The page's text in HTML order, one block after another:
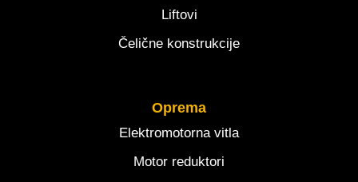
Liftovi
Čelične konstrukcije
Oprema
Elektromotorna vitla
Motor reduktori